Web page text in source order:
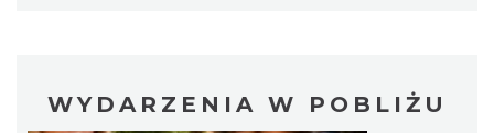
WYDARZENIA W POBLIŻU